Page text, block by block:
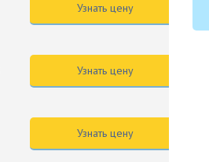
Узнать цену
Узнать цену
Узнать цену